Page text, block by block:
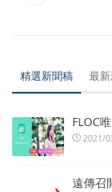
精選新聞稿 最
FLOC
2021/
遠傳召